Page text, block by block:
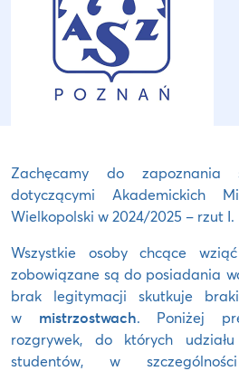
Zachęcamy do zapoznania
dotyczącymi Akademickich
Wielkopolski w 2024/2025 – rzut I.
Wszystkie osoby chcące
zobowiązane są do posiadania
brak legitymacji skutkuje
w mistrzostwach. Poniżej
rozgrywek, do których
studentów, w